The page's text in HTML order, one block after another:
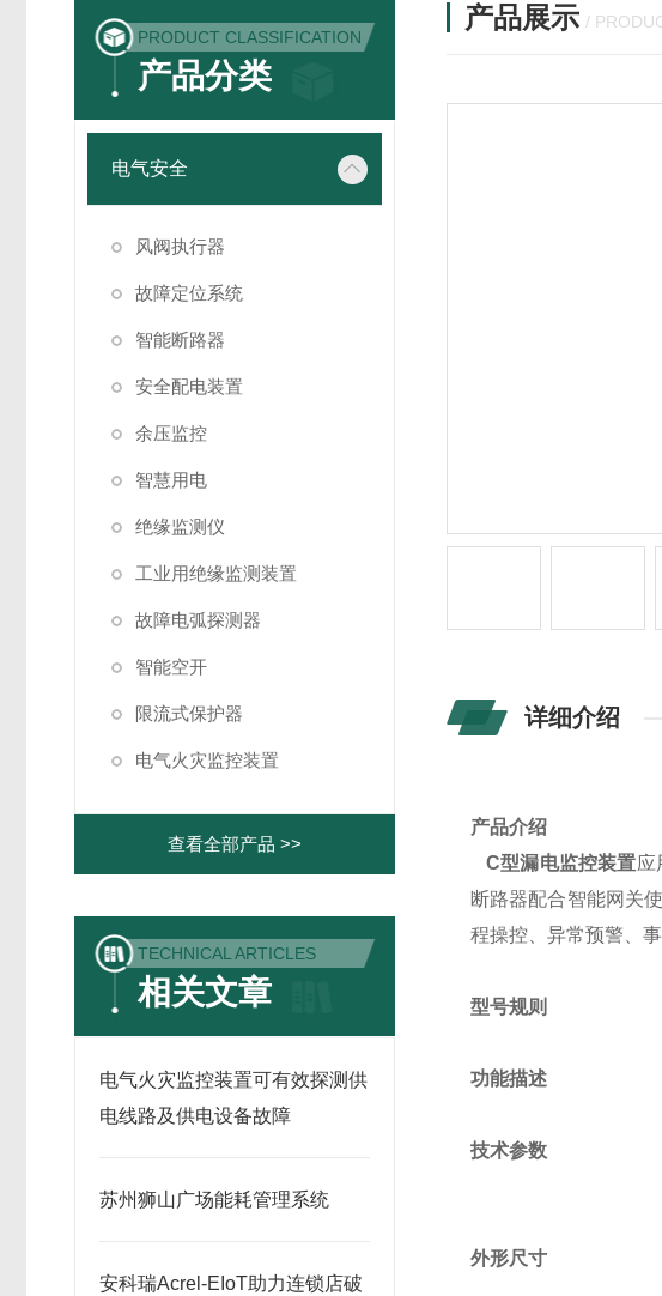
产品展示 /
详细介绍
产品介绍
C型漏电监控装置应
断路器配合智能网关
程操控、异常预警、
型号规则
功能描述
技术参数
外形尺寸
PRODUCT CLASSIFICATION
产品分类
电气安全
风阀执行器
故障定位系统
智能断路器
安全配电装置
余压监控
智慧用电
绝缘监测仪
工业用绝缘监测装置
故障电弧探测器
智能空开
限流式保护器
电气火灾监控装置
查看全部产品 >>
TECHNICAL ARTICLES
相关文章
电气火灾监控装置可有效探测供
电线路及供电设备故障
苏州狮山广场能耗管理系统
安科瑞Acrel-EIoT助力连锁店破